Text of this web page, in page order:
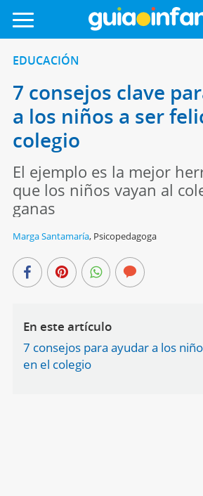
EDUCACIÓN
7 consejos clave
a los niños a ser
colegio
El ejemplo es la mejor
que los niños vayan al
ganas
Marga Santamaría, Psicopedagoga
En este artículo
7 consejos para ayudar a los
en el colegio